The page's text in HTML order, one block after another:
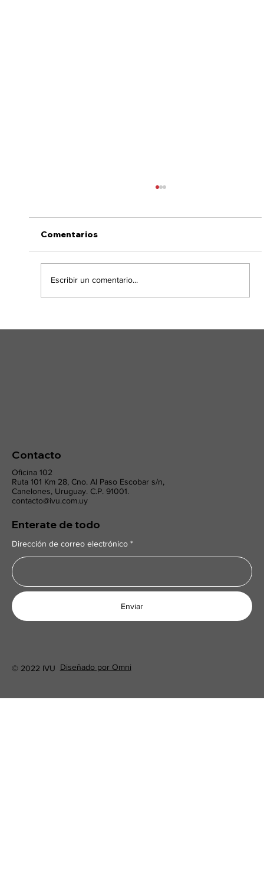
Comentarios
Escribir un comentario...
Oficina 102
Ruta 101 Km 28, Cno. Al Paso Escobar s/n,
Canelones, Uruguay. C.P. 91001.
contacto@ivu.com.uy
Contacto
Enterate de todo
Dirección de correo electrónico
Enviar
© 2022 IVU Diseñado por Omni